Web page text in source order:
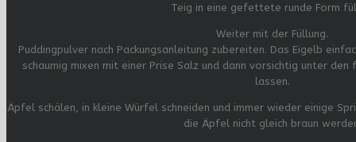
Teig in eine gefettete runde Form
Weiter mit der Füllung.
Puddingpulver nach Packungsanleitung zubereiten. Das Eigelb
schaumig mixen mit einer Prise Salz und dann vorsichtig unter den
lassen.
Äpfel schälen, in kleine Würfel schneiden und immer wieder einige
die Äpfel nicht gleich braun